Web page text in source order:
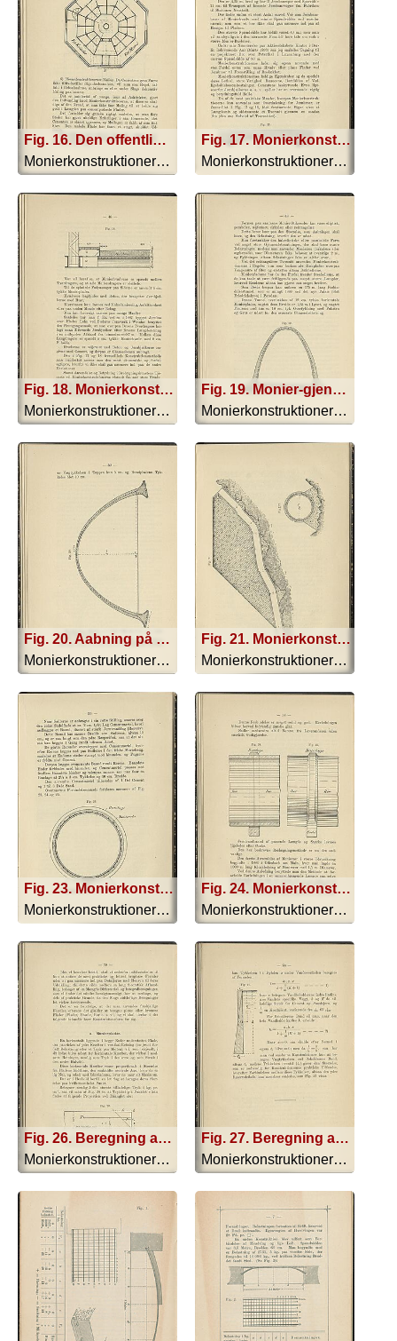
Fig. 16. Den offentlige Badeanstalt i Ohlmüller-Strasse i München
Monierkonstruktionerne - 1893
Fig. 17. Monierkonstruktion
Monierkonstruktionerne - 1893
Fig. 18. Monierkonstruktion
Monierkonstruktionerne - 1893
Fig. 19. Monier-gjennemløbsåbning
Monierkonstruktionerne - 1893
Fig. 20. Aabning på Venezuela-Jernbanen
Monierkonstruktionerne - 1893
Fig. 21. Monierkonstruktion; Fig. 22. Monierkonstruktion
Monierkonstruktionerne - 1893
Fig. 23. Monierkonstruktion
Monierkonstruktionerne - 1893
Fig. 24. Monierkonstruktion; Fig. 25. Monierkonstruktion
Monierkonstruktionerne - 1893
Fig. 26. Beregning af tyk i kg. pr. cm2
Monierkonstruktionerne - 1893
Fig. 27. Beregning af tykkelsen af Væggene ved et fritstaaende Vandreservoir efter Moniers System
Monierkonstruktionerne - 1893